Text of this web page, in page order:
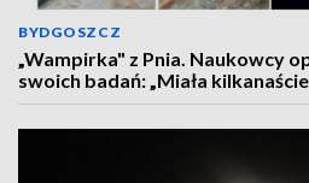
BYDGOSZCZ
„Wampirka" z Pnia. Naukowcy
swoich badań: „Miała